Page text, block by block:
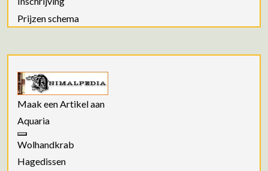
Prijzen schema
Maak een Artikel aan
Aquaria
Wolhandkrab
Hagedissen